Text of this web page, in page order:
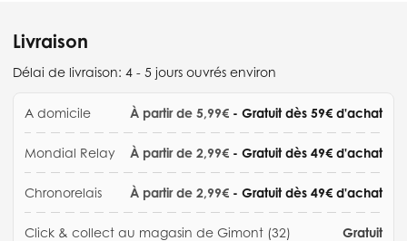
Livraison
Délai de livraison: 4 - 5 jours ouvrés environ
A domicile À partir de 5,99€ - Gratuit dès 59€ d'achat
Mondial Relay À partir de 2,99€ - Gratuit dès 49€ d'achat
Chronorelais À partir de 2,99€ - Gratuit dès 49€ d'achat
Click & collect au magasin de Gimont (32) Gratuit